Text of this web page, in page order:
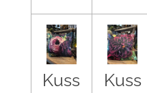
Kuss
Kuss